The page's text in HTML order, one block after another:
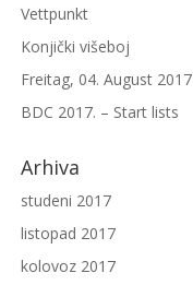
Vettpunkt
Konjički višeboj
Freitag, 04. August 2017
BDC 2017. – Start lists
Arhiva
studeni 2017
listopad 2017
kolovoz 2017